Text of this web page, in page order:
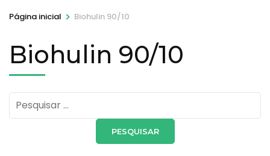
Página inicial > Biohulin 90/10
Biohulin 90/10
Pesquisar
por: